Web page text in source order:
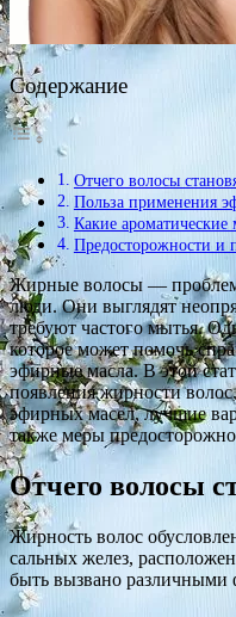
Содержание
Отчего волосы
Польза применения
Какие ароматические
Предосторожности и
Жирные волосы —
люди. Они выглядят
требуют частого мытья.
которое может помочь
эфирные масла. В этой
появления жирности
эфирных масел, лучшие
также меры
Отчего волосы
Жирность волос
сальных желез,
быть вызвано различными